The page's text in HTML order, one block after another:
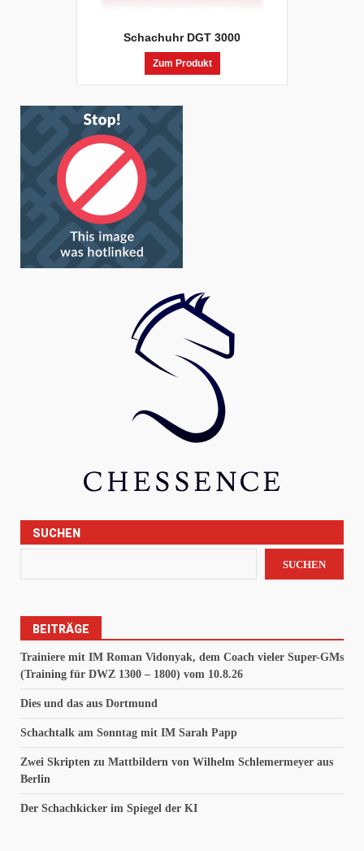
Schachuhr DGT 3000
Zum Produkt
SUCHEN
SUCHEN
BEITRÄGE
Trainiere mit IM Roman Vidonyak, dem Coach vieler Super-GMs
(Training für DWZ 1300 – 1800) vom 10.8.26
Dies und das aus Dortmund
Schachtalk am Sonntag mit IM Sarah Papp
Zwei Skripten zu Mattbildern von Wilhelm Schlemermeyer aus
Berlin
Der Schachkicker im Spiegel der KI